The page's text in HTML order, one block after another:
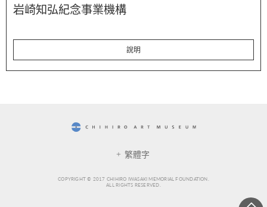
岩崎知弘紀念事業機構
說明
繁體字
COPYRIGHT © 2017 CHIHIRO IWASAKI MEMORIAL FOUNDATION.
ALL RIGHTS RESERVED.